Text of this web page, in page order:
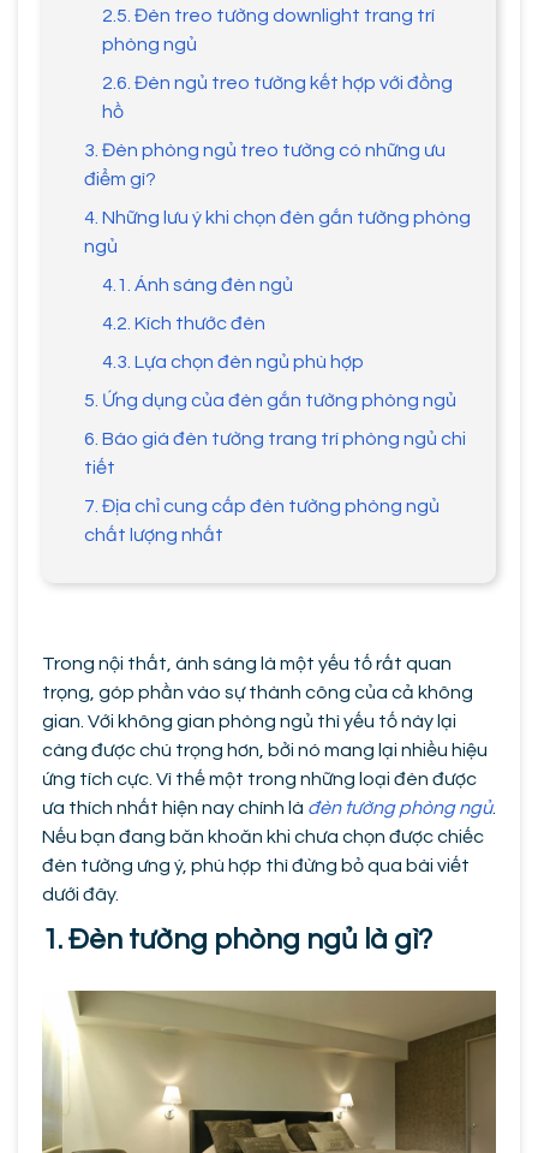
2.5. Đèn treo tường downlight trang trí
phòng ngủ
2.6. Đèn ngủ treo tường kết hợp với đồng
hồ
3. Đèn phòng ngủ treo tường có những ưu
điểm gì?
4. Những lưu ý khi chọn đèn gắn tường phòng
ngủ
4.1. Ánh sáng đèn ngủ
4.2. Kích thước đèn
4.3. Lựa chọn đèn ngủ phù hợp
5. Ứng dụng của đèn gắn tường phòng ngủ
6. Báo giá đèn tường trang trí phòng ngủ chi
tiết
7. Địa chỉ cung cấp đèn tường phòng ngủ
chất lượng nhất
Trong nội thất, ánh sáng là một yếu tố rất quan
trọng, góp phần vào sự thành công của cả không
gian. Với không gian phòng ngủ thì yếu tố này lại
càng được chú trọng hơn, bởi nó mang lại nhiều hiệu
ứng tích cực. Vì thế một trong những loại đèn được
ưa thích nhất hiện nay chính là đèn tường phòng ngủ.
Nếu bạn đang băn khoăn khi chưa chọn được chiếc
đèn tường ưng ý, phù hợp thì đừng bỏ qua bài viết
dưới đây.
1. Đèn tường phòng ngủ là gì?